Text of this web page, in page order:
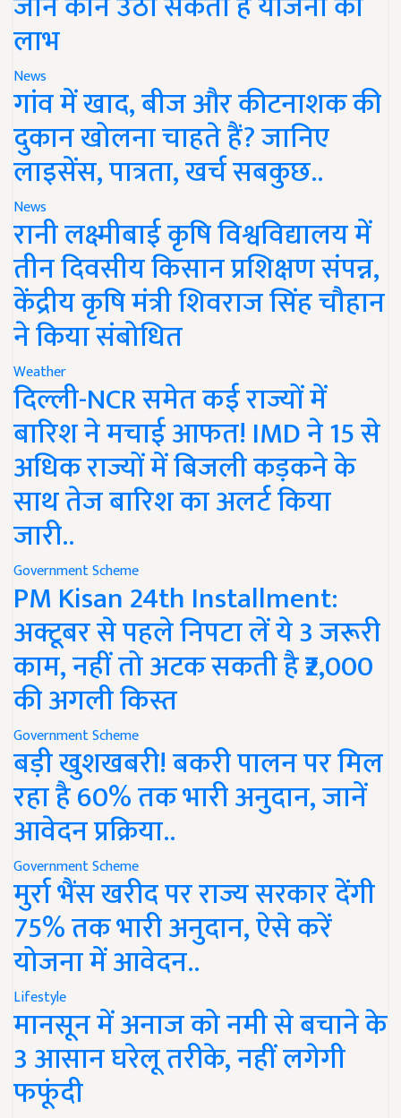
लाभ
News
गांव में खाद, बीज और कीटनाशक की
दुकान खोलना चाहते हैं? जानिए
लाइसेंस, पात्रता, खर्च सबकुछ..
News
रानी लक्ष्मीबाई कृषि विश्वविद्यालय में
तीन दिवसीय किसान प्रशिक्षण संपन्न,
केंद्रीय कृषि मंत्री शिवराज सिंह चौहान
ने किया संबोधित
Weather
दिल्ली-NCR समेत कई राज्यों में
बारिश ने मचाई आफत! IMD ने 15 से
अधिक राज्यों में बिजली कड़कने के
साथ तेज बारिश का अलर्ट किया
जारी..
Government Scheme
PM Kisan 24th Installment:
अक्टूबर से पहले निपटा लें ये 3 जरूरी
काम, नहीं तो अटक सकती है ₹2,000
की अगली किस्त
Government Scheme
बड़ी खुशखबरी! बकरी पालन पर मिल
रहा है 60% तक भारी अनुदान, जानें
आवेदन प्रक्रिया..
Government Scheme
मुर्रा भैंस खरीद पर राज्य सरकार देंगी
75% तक भारी अनुदान, ऐसे करें
योजना में आवेदन..
Lifestyle
मानसून में अनाज को नमी से बचाने के
3 आसान घरेलू तरीके, नहीं लगेगी
फफूंदी